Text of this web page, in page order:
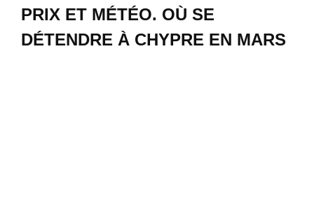
PRIX ET MÉTÉO. OÙ SE
DÉTENDRE À CHYPRE EN MARS